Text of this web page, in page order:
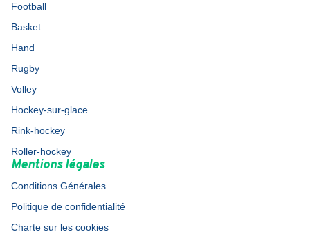
Football
Basket
Hand
Rugby
Volley
Hockey-sur-glace
Rink-hockey
Roller-hockey
Mentions légales
Conditions Générales
Politique de confidentialité
Charte sur les cookies